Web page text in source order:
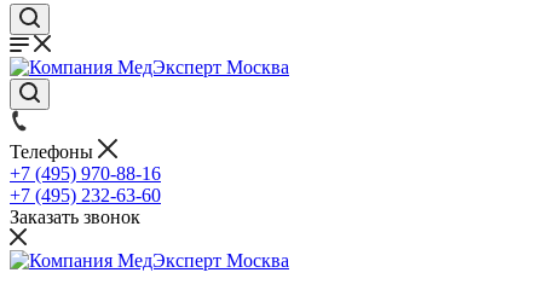
Телефоны
+7 (495) 970-88-16
+7 (495) 232-63-60
Заказать звонок